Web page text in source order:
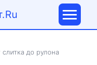
до рулона